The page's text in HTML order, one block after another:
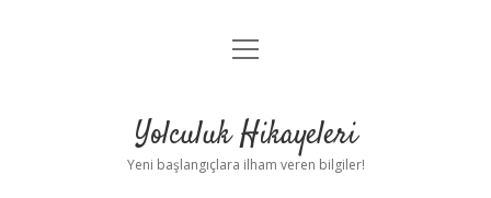
Anasayfa
Yasal Uyarı
menüyü
Yolculuk Hikayeleri
Yeni başlangıçlara ilham veren bilgiler!